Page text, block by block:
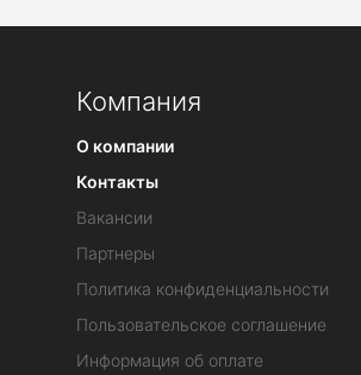
Компания
О компании
Контакты
Вакансии
Партнеры
Политика конфиденциальности
Пользовательское соглашение
Информация об оплате